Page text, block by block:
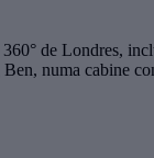
de Londres,
numa cabine